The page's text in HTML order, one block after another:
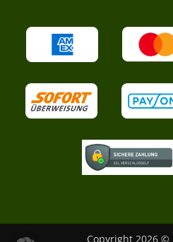
Copyright 2026